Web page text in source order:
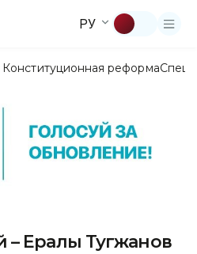
РУ
Конституционная реформа
– Ералы Тугжанов